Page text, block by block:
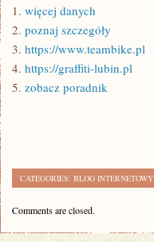
1. więcej danych
2. poznaj szczegóły
3. https://www.teambike.pl
4. https://graffiti-lubin.pl
5. zobacz poradnik
CATEGORIES: BLOG INTERNETOWY
Comments are closed.